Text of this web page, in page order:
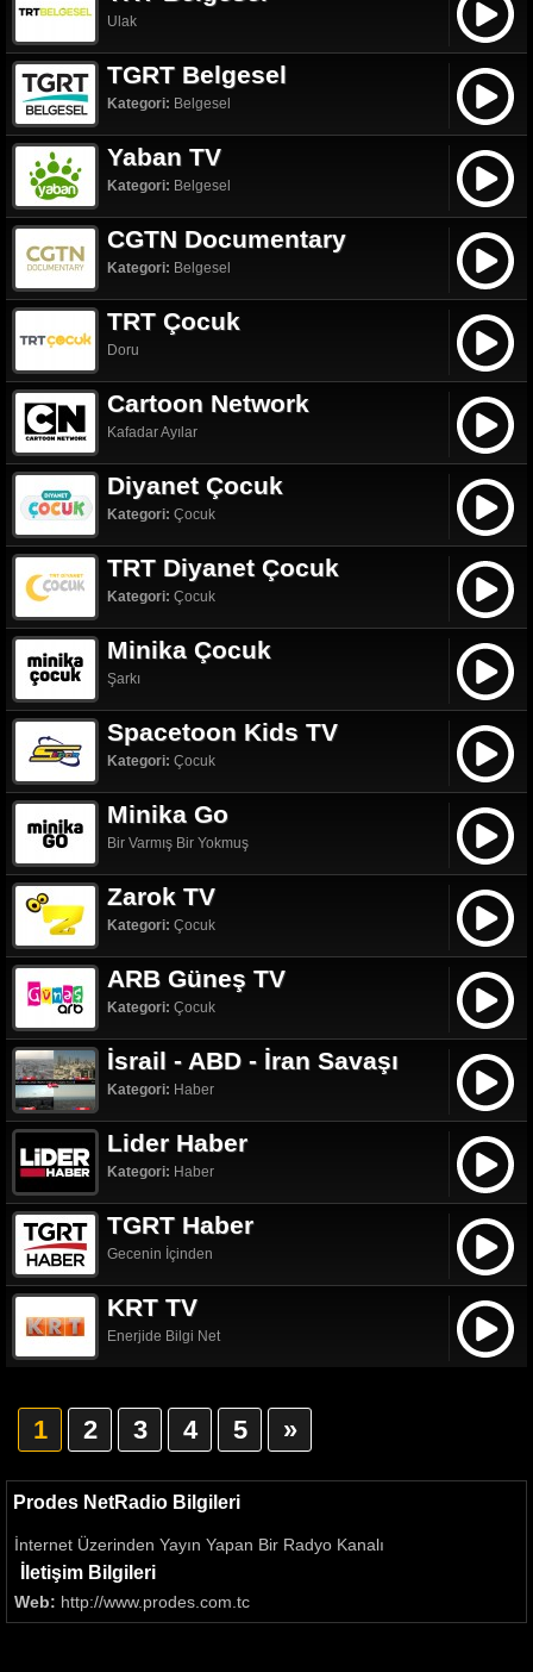
Ulak
TGRT Belgesel
Kategori: Belgesel
Yaban TV
Kategori: Belgesel
CGTN Documentary
Kategori: Belgesel
TRT Çocuk
Doru
Cartoon Network
Kafadar Ayılar
Diyanet Çocuk
Kategori: Çocuk
TRT Diyanet Çocuk
Kategori: Çocuk
Minika Çocuk
Şarkı
Spacetoon Kids TV
Kategori: Çocuk
Minika Go
Bir Varmış Bir Yokmuş
Zarok TV
Kategori: Çocuk
ARB Güneş TV
Kategori: Çocuk
İsrail - ABD - İran Savaşı
Kategori: Haber
Lider Haber
Kategori: Haber
TGRT Haber
Gecenin İçinden
KRT TV
Enerjide Bilgi Net
1 2 3 4 5 »
Prodes NetRadio Bilgileri
İnternet Üzerinden Yayın Yapan Bir Radyo Kanalı
İletişim Bilgileri
Web: http://www.prodes.com.tc